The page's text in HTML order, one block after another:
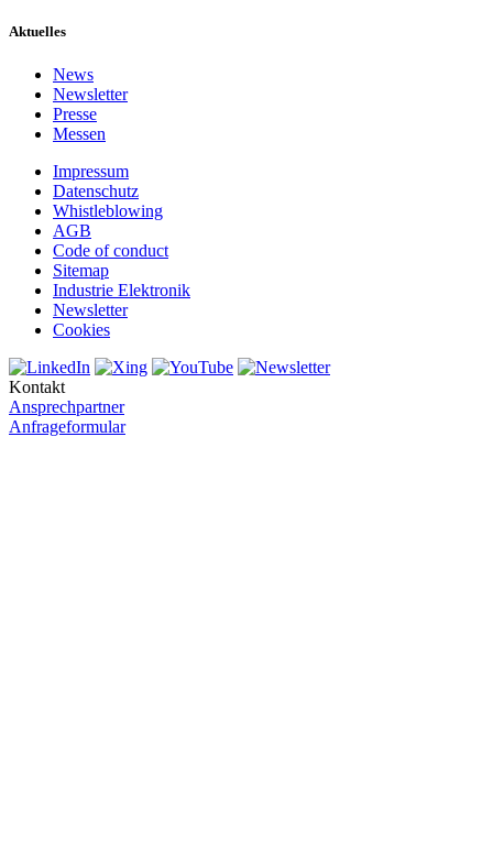
Aktuelles
News
Newsletter
Presse
Messen
Impressum
Datenschutz
Whistleblowing
AGB
Code of conduct
Sitemap
Industrie Elektronik
Newsletter
Cookies
Kontakt
Ansprechpartner
Anfrageformular